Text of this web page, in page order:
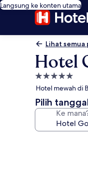
Langsung ke konten utama
Lihat
Hotel
Properti
bintang
5.0
Hotel mewah di
Pilih
Ke